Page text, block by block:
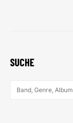
SUCHE